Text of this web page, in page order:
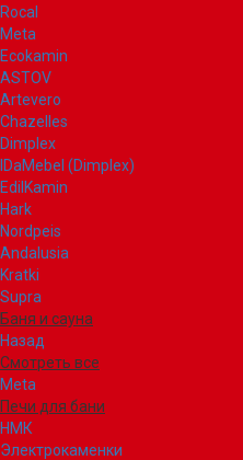
Rocal
Meta
Ecokamin
ASTOV
Artevero
Chazelles
Dimplex
IDaMebel (Dimplex)
EdilKamin
Hark
Nordpeis
Andalusia
Kratki
Supra
Баня и сауна
Назад
Смотреть все
Meta
Печи для бани
НМК
Электрокаменки